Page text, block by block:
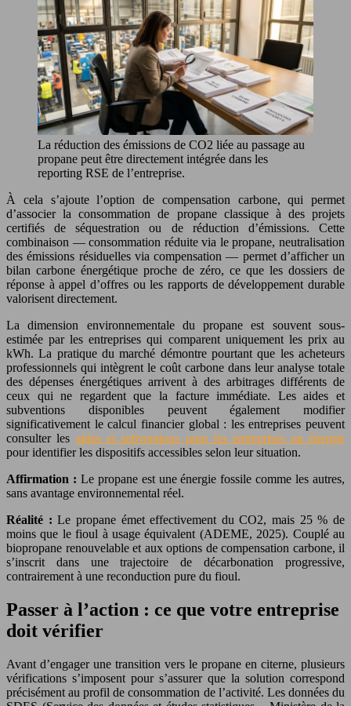
La réduction des émissions de CO2 liée au passage au
propane peut être directement intégrée dans les
reporting RSE de l’entreprise.
À cela s’ajoute l’option de compensation carbone, qui permet
d’associer la consommation de propane classique à des projets
certifiés de séquestration ou de réduction d’émissions. Cette
combinaison — consommation réduite via le propane, neutralisation
des émissions résiduelles via compensation — permet d’afficher un
bilan carbone énergétique proche de zéro, ce que les dossiers de
réponse à appel d’offres ou les rapports de développement durable
valorisent directement.
La dimension environnementale du propane est souvent sous-
estimée par les entreprises qui comparent uniquement les prix au
kWh. La pratique du marché démontre pourtant que les acheteurs
professionnels qui intègrent le coût carbone dans leur analyse totale
des dépenses énergétiques arrivent à des arbitrages différents de
ceux qui ne regardent que la facture immédiate. Les aides et
subventions disponibles peuvent également modifier
significativement le calcul financier global : les entreprises peuvent
consulter les aides et subventions pour les entreprises en énergie
pour identifier les dispositifs accessibles selon leur situation.
Affirmation : Le propane est une énergie fossile comme les autres,
sans avantage environnemental réel.
Réalité : Le propane émet effectivement du CO2, mais 25 % de
moins que le fioul à usage équivalent (ADEME, 2025). Couplé au
biopropane renouvelable et aux options de compensation carbone, il
s’inscrit dans une trajectoire de décarbonation progressive,
contrairement à une reconduction pure du fioul.
Passer à l’action : ce que votre entreprise
doit vérifier
Avant d’engager une transition vers le propane en citerne, plusieurs
vérifications s’imposent pour s’assurer que la solution correspond
précisément au profil de consommation de l’activité. Les données du